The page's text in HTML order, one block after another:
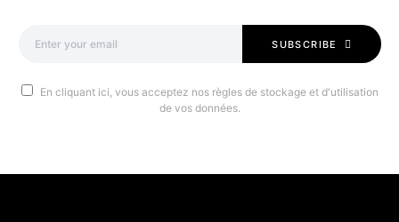
SUBSCRIBE
En cliquant ici, vous acceptez nos règles de stockage et d'utilisation
de vos données.